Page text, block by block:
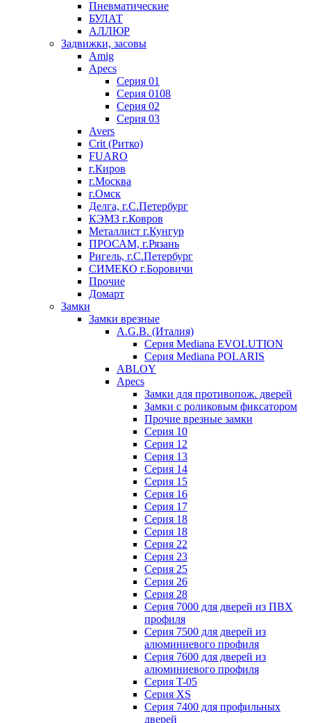
Пневматические
БУЛАТ
АЛЛЮР
Задвижки, засовы
Amig
Apecs
Серия 01
Серия 0108
Серия 02
Серия 03
Avers
Crit (Ритко)
FUARO
г.Киров
г.Москва
г.Омск
Делга, г.С.Петербург
КЭМЗ г.Ковров
Металлист г.Кунгур
ПРОСАМ, г.Рязань
Ригель, г.С.Петербург
СИМЕКО г.Боровичи
Прочие
Домарт
Замки
Замки врезные
A.G.B. (Италия)
Серия Mediana EVOLUTION
Серия Mediana POLARIS
ABLOY
Apecs
Замки для противопож. дверей
Замки с роликовым фиксатором
Прочие врезные замки
Серия 10
Серия 12
Серия 13
Серия 14
Серия 15
Серия 16
Серия 17
Серия 18
Серия 18
Серия 22
Серия 23
Серия 25
Серия 26
Серия 28
Серия 7000 для дверей из ПВХ
профиля
Серия 7500 для дверей из
алюминиевого профиля
Серия 7600 для дверей из
алюминиевого профиля
Серия T-05
Серия XS
Серия 7400 для профильных
дверей